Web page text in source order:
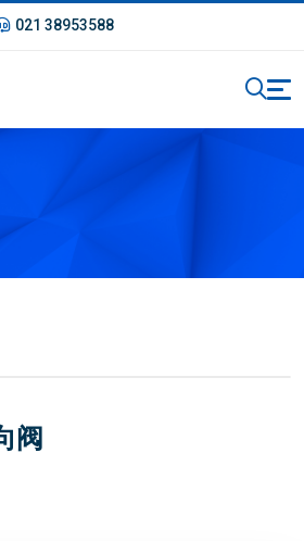
021 38953588
阀